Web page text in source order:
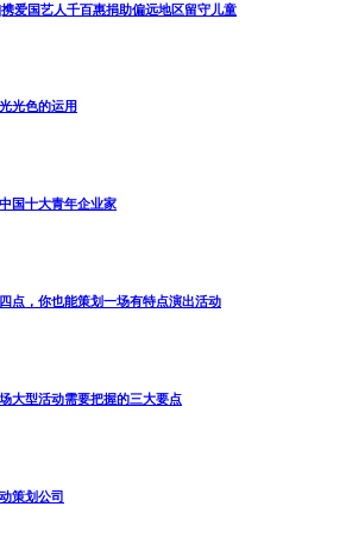
爱国艺人千百惠捐助偏远地区留守儿童
光色的运用
国十大青年企业家
点，你也能策划一场有特点演出活动
大型活动需要把握的三大要点
策划公司